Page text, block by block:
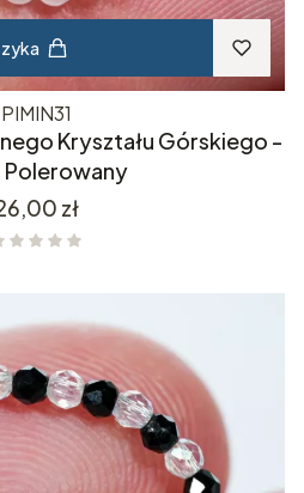
PIMIN31
Kryształu Górskiego -
Polerowany
zł